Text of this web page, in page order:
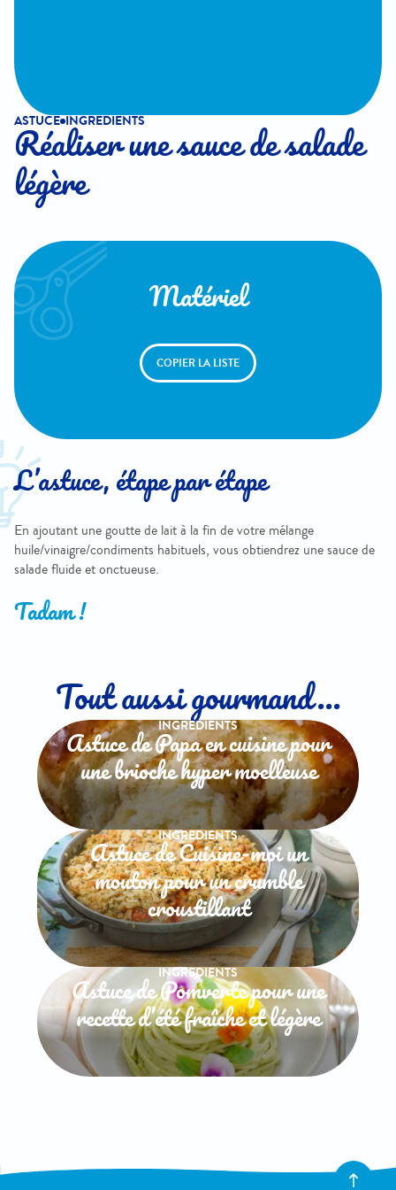
ASTUCE INGREDIENTS
Réaliser une sauce de salade
légère
Matériel
COPIER LA LISTE
L’astuce, étape par étape
En ajoutant une goutte de lait à la fin de votre mélange
huile/vinaigre/condiments habituels, vous obtiendrez une sauce de
salade fluide et onctueuse.
Tadam !
Tout aussi gourmand...
INGREDIENTS
Astuce de Papa en cuisine pour
une brioche hyper moelleuse
INGREDIENTS
Astuce de Cuisine-moi un
mouton pour un crumble
croustillant
INGREDIENTS
Astuce de Pomverte pour une
recette d’été fraîche et légère